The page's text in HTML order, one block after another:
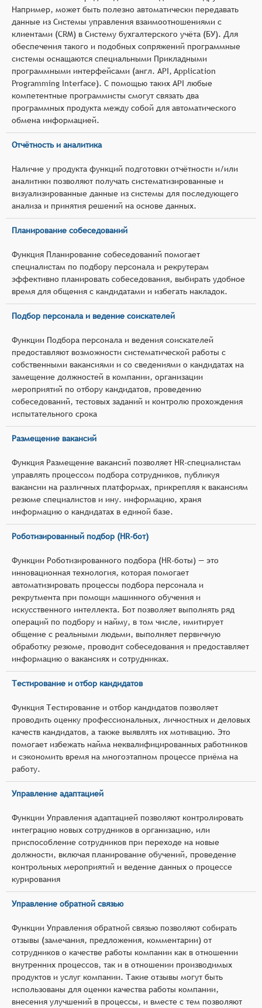
Например, может быть полезно автоматически передавать
данные из Системы управления взаимоотношениями с
клиентами (CRM) в Систему бухгалтерского учёта (БУ). Для
обеспечения такого и подобных сопряжений программные
системы оснащаются специальными Прикладными
программными интерфейсами (англ. API, Application
Programming Interface). С помощью таких API любые
компетентные программисты смогут связать два
программных продукта между собой для автоматического
обмена информацией.
Отчётность и аналитика
Наличие у продукта функций подготовки отчётности и/или
аналитики позволяют получать систематизированные и
визуализированные данные из системы для последующего
анализа и принятия решений на основе данных.
Планирование собеседований
Функция Планирование собеседований помогает
специалистам по подбору персонала и рекрутерам
эффективно планировать собеседования, выбирать удобное
время для общения с кандидатами и избегать накладок.
Подбор персонала и ведение соискателей
Функции Подбора персонала и ведения соискателей
предоставляют возможности систематической работы с
собственными вакансиями и со сведениями о кандидатах на
замещение должностей в компании, организации
мероприятий по отбору кандидатов, проведению
собеседований, тестовых заданий и контролю прохождения
испытательного срока
Размещение вакансий
Функция Размещение вакансий позволяет HR-специалистам
управлять процессом подбора сотрудников, публикуя
вакансии на различных платформах, прикрепляя к вакансиям
резюме специалистов и ину. информацию, храня
информацию о кандидатах в единой базе.
Роботизированный подбор (HR-бот)
Функции Роботизированного подбора (HR-боты) — это
инновационная технология, которая помогает
автоматизировать процессы подбора персонала и
рекрутмента при помощи машинного обучения и
искусственного интеллекта. Бот позволяет выполнять ряд
операций по подбору и найму, в том числе, имитирует
общение с реальными людьми, выполняет первичную
обработку резюме, проводит собеседования и предоставляет
информацию о вакансиях и сотрудниках.
Тестирование и отбор кандидатов
Функция Тестирование и отбор кандидатов позволяет
проводить оценку профессиональных, личностных и деловых
качеств кандидатов, а также выявлять их мотивацию. Это
помогает избежать найма неквалифицированных работников
и сэкономить время на многоэтапном процессе приёма на
работу.
Управление адаптацией
Функции Управления адаптацией позволяют контролировать
интеграцию новых сотрудников в организацию, или
приспособление сотрудников при переходе на новые
должности, включая планирование обучений, проведение
контрольных мероприятий и ведение данных о процессе
курирования
Управление обратной связью
Функции Управления обратной связью позволяют собирать
отзывы (замечания, предложения, комментарии) от
сотрудников о качестве работы компании как в отношении
внутренних процессов, так и в отношении производимых
продуктов и услуг компании. Такие отзывы могут быть
использованы для оценки качества работы компании,
внесения улучшений в процессы, и вместе с тем позволяют